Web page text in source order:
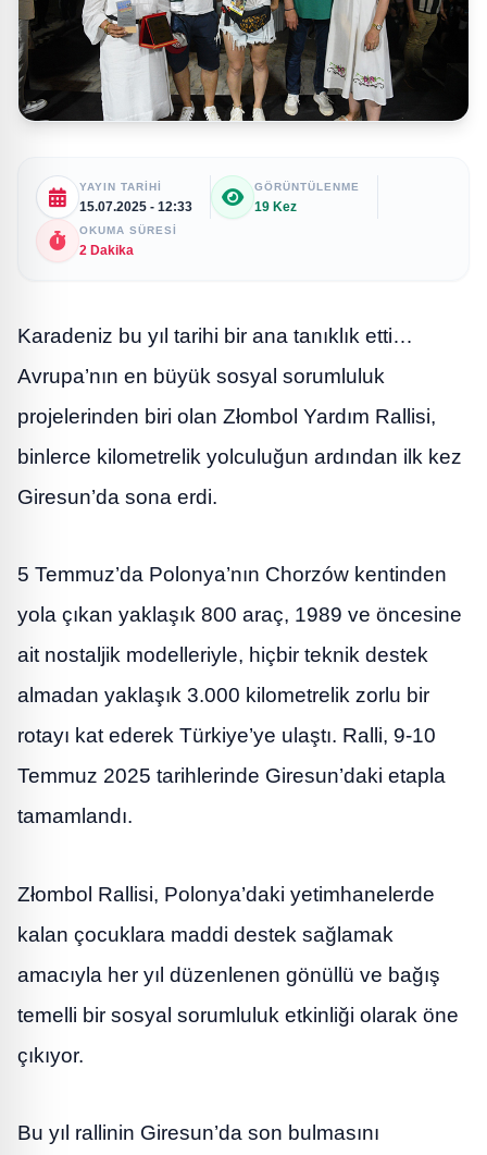
YAYIN TARIHI
15.07.2025 - 12:33
GÖRÜNTÜLENME
19 Kez
OKUMA SÜRESI
2 Dakika
Karadeniz bu yıl tarihi bir ana tanıklık etti…
Avrupa’nın en büyük sosyal sorumluluk
projelerinden biri olan Złombol Yardım Rallisi,
binlerce kilometrelik yolculuğun ardından ilk kez
Giresun’da sona erdi.
5 Temmuz’da Polonya’nın Chorzów kentinden
yola çıkan yaklaşık 800 araç, 1989 ve öncesine
ait nostaljik modelleriyle, hiçbir teknik destek
almadan yaklaşık 3.000 kilometrelik zorlu bir
rotayı kat ederek Türkiye’ye ulaştı. Ralli, 9-10
Temmuz 2025 tarihlerinde Giresun’daki etapla
tamamlandı.
Złombol Rallisi, Polonya’daki yetimhanelerde
kalan çocuklara maddi destek sağlamak
amacıyla her yıl düzenlenen gönüllü ve bağış
temelli bir sosyal sorumluluk etkinliği olarak öne
çıkıyor.
Bu yıl rallinin Giresun’da son bulmasını